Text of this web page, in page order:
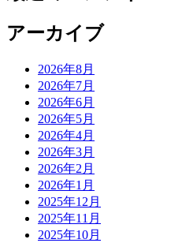
アーカイブ
2026年8月
2026年7月
2026年6月
2026年5月
2026年4月
2026年3月
2026年2月
2026年1月
2025年12月
2025年11月
2025年10月